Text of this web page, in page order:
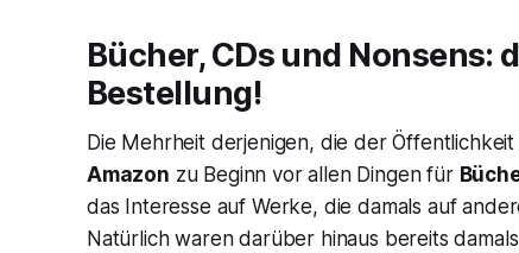
Bücher, CDs und Nonsens:
Bestellung!
Die Mehrheit derjenigen, die der Öffentlichkeit
Amazon zu Beginn vor allen Dingen für
das Interesse auf Werke, die damals auf
Natürlich waren darüber hinaus bereits damals